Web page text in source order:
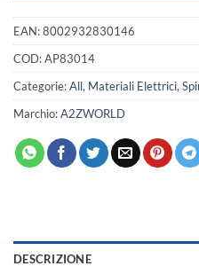
EAN:8002932830146
COD:AP83014
Categorie:All, Materiali Elettrici,
Marchio:A2ZWORLD
DESCRIZIONE